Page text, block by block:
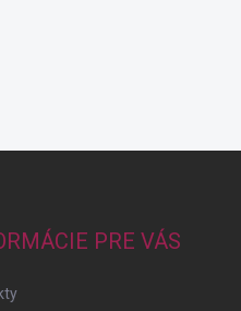
PRE VÁS